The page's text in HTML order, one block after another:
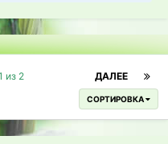
ДАЛЕЕ
из 2
СОРТИРОВКА